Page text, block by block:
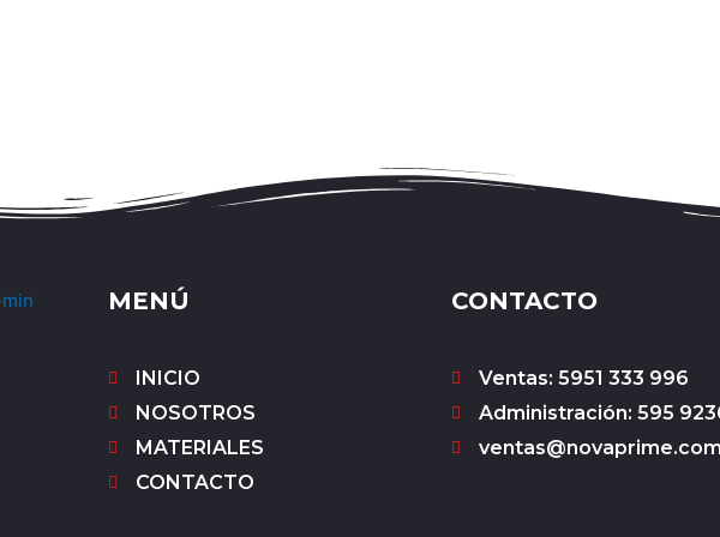
MENÚ
INICIO
NOSOTROS
MATERIALES
CONTACTO
CONTACTO
Ventas: 5951 333 996
Administración: 595